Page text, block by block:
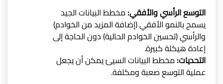
التوسع الرأسي والأفقي: مخطط البيانات الجيد
يسمح بالنمو الأفقي (إضافة المزيد من الخوادم)
والرأسي (تحسين الخوادم الحالية) دون الحاجة إلى
إعادة هيكلة كبيرة.
التحديات: مخطط البيانات السيئ يمكن أن يجعل
عملية التوسع صعبة ومكلفة.